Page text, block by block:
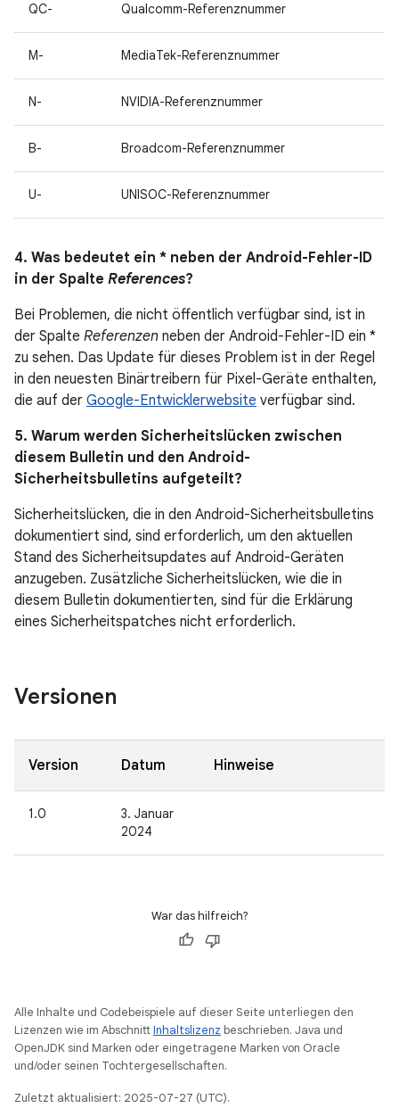
QC- Qualcomm-Referenznummer
M- MediaTek-Referenznummer
N- NVIDIA-Referenznummer
B- Broadcom-Referenznummer
U- UNISOC-Referenznummer
4. Was bedeutet ein * neben der Android-Fehler-ID
in der Spalte References?
Bei Problemen, die nicht öffentlich verfügbar sind, ist in
der Spalte Referenzen neben der Android-Fehler-ID ein *
zu sehen. Das Update für dieses Problem ist in der Regel
in den neuesten Binärtreibern für Pixel-Geräte enthalten,
die auf der Google-Entwicklerwebsite verfügbar sind.
5. Warum werden Sicherheitslücken zwischen
diesem Bulletin und den Android-
Sicherheitsbulletins aufgeteilt?
Sicherheitslücken, die in den Android-Sicherheitsbulletins
dokumentiert sind, sind erforderlich, um den aktuellen
Stand des Sicherheitsupdates auf Android-Geräten
anzugeben. Zusätzliche Sicherheitslücken, wie die in
diesem Bulletin dokumentierten, sind für die Erklärung
eines Sicherheitspatches nicht erforderlich.
Versionen
Version Datum Hinweise
1.0
3. Januar
2024
War das hilfreich?
Alle Inhalte und Codebeispiele auf dieser Seite unterliegen den
Lizenzen wie im AbschnittInhaltslizenz beschrieben. Java und
OpenJDK sind Marken oder eingetragene Marken von Oracle
und/oder seinen Tochtergesellschaften.
Zuletzt aktualisiert: 2025-07-27 (UTC).